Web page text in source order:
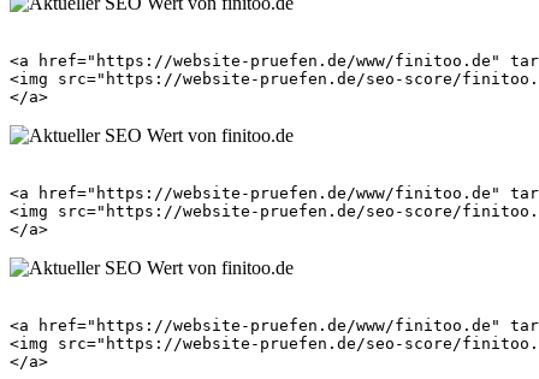
<a href="https://website-pruefen.de/www/finitoo.de"
<img src="https://website-pruefen.de/seo-score/
<a href="https://website-pruefen.de/www/finitoo.de"
<img src="https://website-pruefen.de/seo-score/
<a href="https://website-pruefen.de/www/finitoo.de"
<img src="https://website-pruefen.de/seo-score/